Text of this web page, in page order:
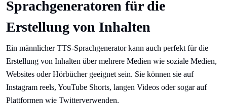
Sprachgeneratoren für die
Erstellung von Inhalten
Ein männlicher TTS-Sprachgenerator kann auch perfekt für die
Erstellung von Inhalten über mehrere Medien wie soziale Medien,
Websites oder Hörbücher geeignet sein. Sie können sie auf
Instagram reels, YouTube Shorts, langen Videos oder sogar auf
Plattformen wie Twitterverwenden.